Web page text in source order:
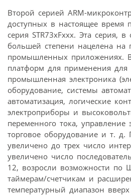
Второй серией ARM-
доступных в настоящее время
серия STR73xFxxx. Эта серия,
большей степени нацелена на
промышленных приложениях.
платформ для применения для
промышленная электроника
оборудование, системы
автоматизация, логические
электроприборы и
переменного тока, управление
торговое оборудование и т. д.
увеличено до трех число
увеличено число
12, возросли возможности
таймерам/счетчикам и
температурный диапазон